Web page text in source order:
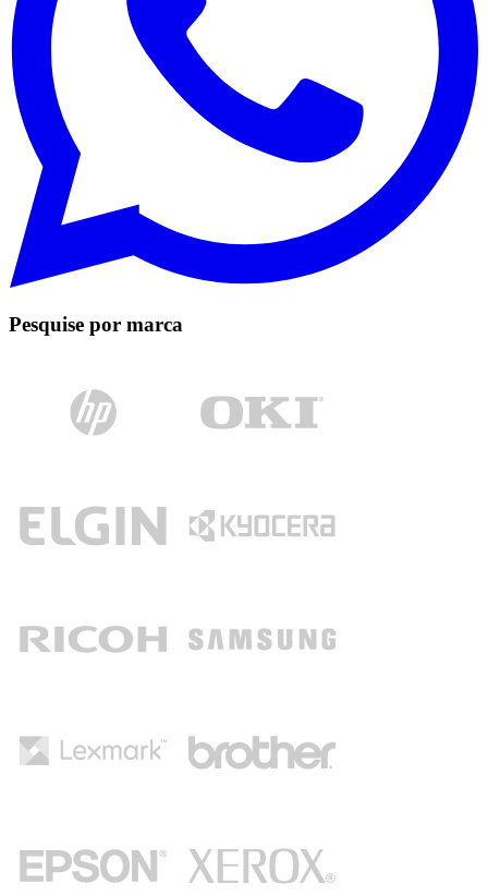
Pesquise por marca